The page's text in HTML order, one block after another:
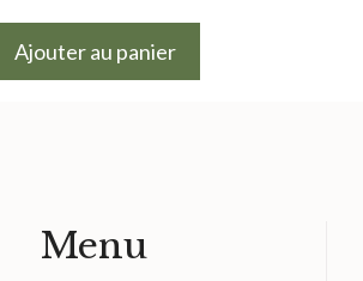
actuel
Ajouter au panier
Menu